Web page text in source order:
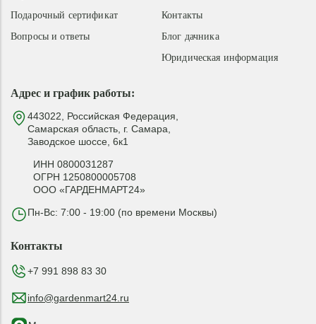
Адрес и график работы:
443022, Российская Федерация,
Самарская область, г. Самара,
Заводское шоссе, 6к1
ИНН 0800031287
ОГРН 1250800005708
ООО «ГАРДЕНМАРТ24»
Пн-Вс: 7:00 - 19:00 (по времени Москвы)
Контакты
Блог дачника
Юридическая информация
Подарочный сертификат
Вопросы и ответы
Контакты
+7 991 898 83 30
info@gardenmart24.ru